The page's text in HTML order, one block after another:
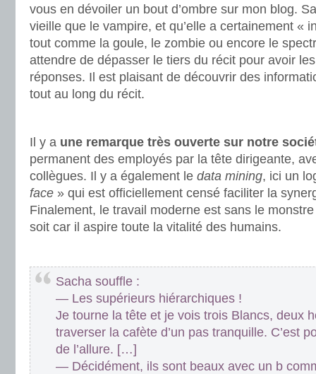
vous en dévoiler un bout d’ombre sur mon blog.
vieille que le vampire, et qu’elle a certainement «
tout comme la goule, le zombie ou encore le
attendre de dépasser le tiers du récit pour avoir
réponses. Il est plaisant de découvrir des
tout au long du récit.
Il y a une remarque très ouverte sur notre
permanent des employés par la tête dirigeante,
collègues. Il y a également le data mining, ici un
face » qui est officiellement censé faciliter la
Finalement, le travail moderne est sans le
soit car il aspire toute la vitalité des humains.
Sacha souffle :
— Les supérieurs hiérarchiques !
Je tourne la tête et je vois trois Blancs, deux
traverser la cafète d’un pas tranquille. C’est
de l’allure. […]
— Décidément, ils sont beaux avec un b